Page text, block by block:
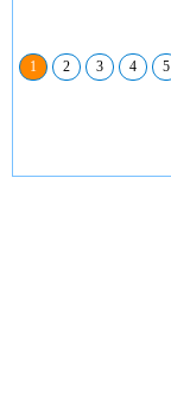
1 2 3 4 5